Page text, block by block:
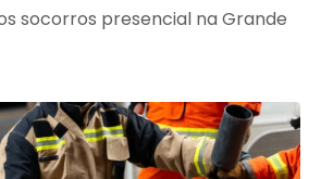
socorros presencial na Grande